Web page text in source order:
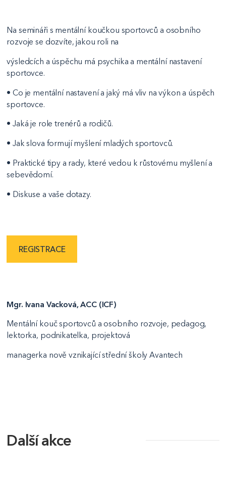
Na semináři s mentální koučkou sportovců a osobního
rozvoje se dozvíte, jakou roli na
výsledcích a úspěchu má psychika a mentální nastavení
sportovce.
• Co je mentální nastavení a jaký má vliv na výkon a úspěch
sportovce.
• Jaká je role trenérů a rodičů.
• Jak slova formují myšlení mladých sportovců.
• Praktické tipy a rady, které vedou k růstovému myšlení a
sebevědomí.
• Diskuse a vaše dotazy.
REGISTRACE
Mgr. Ivana Vacková, ACC (ICF)
Mentální kouč sportovců a osobního rozvoje, pedagog,
lektorka, podnikatelka, projektová
managerka nově vznikající střední školy Avantech
Další akce